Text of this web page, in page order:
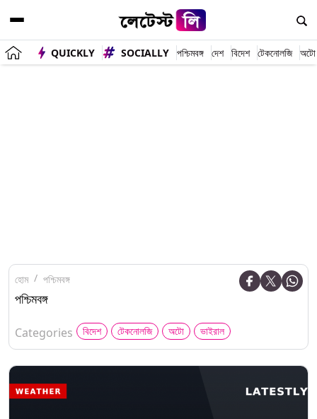
QUICKLY SOCIALLY পশ্চিমবঙ্গ দেশ বিদেশ টেকনোলজি অটো
হোম পশ্চিমবঙ্গ
পশ্চিমবঙ্গ
Categories বিদেশ টেকনোলজি অটো ভাইরাল